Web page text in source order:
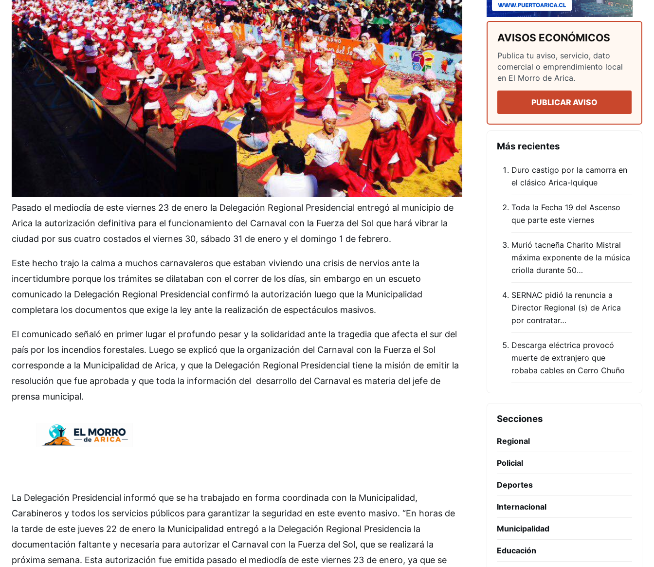
Pasado el mediodía de este viernes 23 de enero la Delegación Regional Presidencial entregó al municipio de
Arica la autorización definitiva para el funcionamiento del Carnaval con la Fuerza del Sol que hará vibrar la
ciudad por sus cuatro costados el viernes 30, sábado 31 de enero y el domingo 1 de febrero.
Este hecho trajo la calma a muchos carnavaleros que estaban viviendo una crisis de nervios ante la
incertidumbre porque los trámites se dilataban con el correr de los días, sin embargo en un escueto
comunicado la Delegación Regional Presidencial confirmó la autorización luego que la Municipalidad
completara los documentos que exige la ley ante la realización de espectáculos masivos.
El comunicado señaló en primer lugar el profundo pesar y la solidaridad ante la tragedia que afecta el sur del
país por los incendios forestales. Luego se explicó que la organización del Carnaval con la Fuerza el Sol
corresponde a la Municipalidad de Arica, y que la Delegación Regional Presidencial tiene la misión de emitir la
resolución que fue aprobada y que toda la información del desarrollo del Carnaval es materia del jefe de
prensa municipal.
La Delegación Presidencial informó que se ha trabajado en forma coordinada con la Municipalidad,
Carabineros y todos los servicios públicos para garantizar la seguridad en este evento masivo. “En horas de
la tarde de este jueves 22 de enero la Municipalidad entregó a la Delegación Regional Presidencia la
documentación faltante y necesaria para autorizar el Carnaval con la Fuerza del Sol, que se realizará la
próxima semana. Esta autorización fue emitida pasado el mediodía de este viernes 23 de enero, ya que se
AVISOS ECONÓMICOS
Publica tu aviso, servicio, dato
comercial o emprendimiento local
en El Morro de Arica.
PUBLICAR AVISO
Más recientes
Duro castigo por la camorra en
el clásico Arica-Iquique
Toda la Fecha 19 del Ascenso
que parte este viernes
Murió tacneña Charito Mistral
máxima exponente de la música
criolla durante 50…
SERNAC pidió la renuncia a
Director Regional (s) de Arica
por contratar…
Descarga eléctrica provocó
muerte de extranjero que
robaba cables en Cerro Chuño
Secciones
Regional
Policial
Deportes
Internacional
Municipalidad
Educación